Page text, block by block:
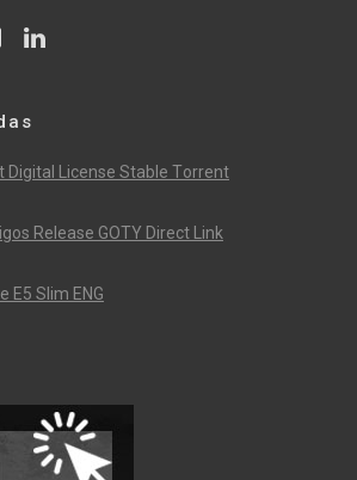
Digital License Stable Tоrrеnt
Release GOTY Direct Link
E5 Slim ENG